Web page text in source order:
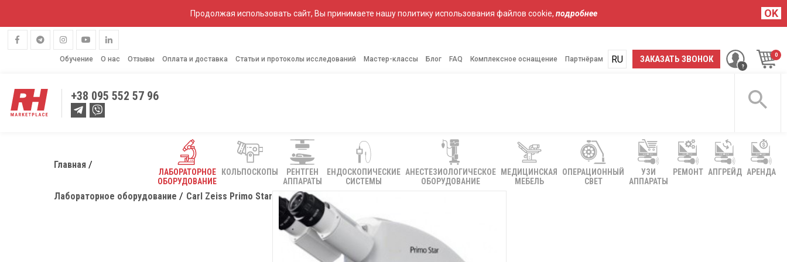
Продолжая использовать сайт, Вы принимаете нашу политику использования файлов cookie, подробнее OK
Обучение О нас Отзывы Оплата и доставка Статьи и протоколы исследований Мастер-классы Блог FAQ Комплексное оснащение Партнёрам ЗАКАЗАТЬ ЗВОНОК
RU
UA
+38 095 552 57 96
ЛАБОРАТОРНОЕ
ОБОРУДОВАНИЕ
КОЛЬПОСКОПЫ
РЕНТГЕН
АППАРАТЫ
ЕНДОСКОПИЧЕСКИЕ
СИСТЕМЫ
АНЕСТЕЗИОЛОГИЧЕСКОЕ
ОБОРУДОВАНИЕ
МЕДИЦИНСКАЯ
МЕБЕЛЬ
ОПЕРАЦИОННЫЙ
СВЕТ
УЗИ
АППАРАТЫ
РЕМОНТ АПГРЕЙД АРЕНДА
Главная
Лабораторное оборудование Carl Zeiss Primo Star